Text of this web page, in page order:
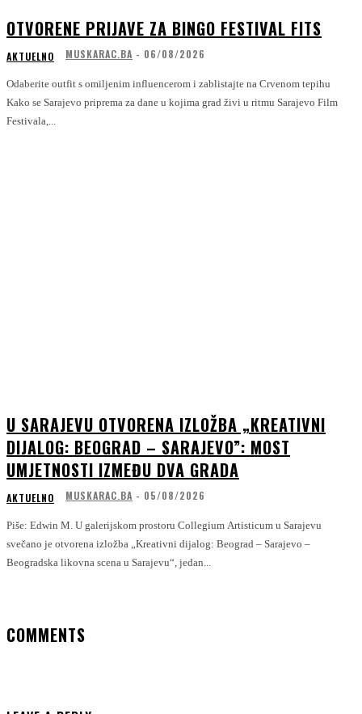
OTVORENE PRIJAVE ZA BINGO FESTIVAL FITS
AKTUELNO MUSKARAC.BA - 06/08/2026
Odaberite outfit s omiljenim influencerom i zablistajte na Crvenom tepihu
Kako se Sarajevo priprema za dane u kojima grad živi u ritmu Sarajevo Film
Festivala,...
U SARAJEVU OTVORENA IZLOŽBA „KREATIVNI
DIJALOG: BEOGRAD – SARAJEVO”: MOST
UMJETNOSTI IZMEĐU DVA GRADA
AKTUELNO MUSKARAC.BA - 05/08/2026
Piše: Edwin M. U galerijskom prostoru Collegium Artisticum u Sarajevu
svečano je otvorena izložba „Kreativni dijalog: Beograd – Sarajevo –
Beogradska likovna scena u Sarajevu“, jedan...
COMMENTS